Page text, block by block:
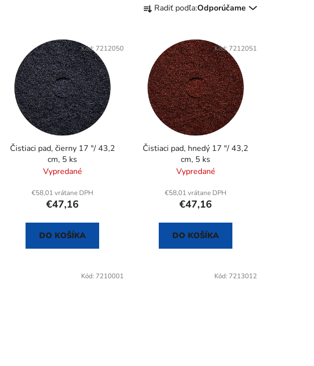
a
e
p
u
k
Radiť podľa:Odporúčame
Čistiaci pad, čierny 17 "/ 43,2
cm, 5 ks
Vypredané
€58,01 vrátane DPH
€47,16
DO KOŠÍKA
Kód: 7212050
Čistiaci pad, hnedý 17 "/ 43,2
cm, 5 ks
Vypredané
€58,01 vrátane DPH
€47,16
DO KOŠÍKA
Kód: 7212051
Kód: 7210001 Kód: 7213012